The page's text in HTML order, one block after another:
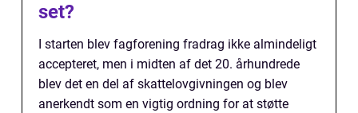
set?
I starten blev fagforening fradrag ikke almindeligt
accepteret, men i midten af det 20. århundrede
blev det en del af skattelovgivningen og blev
anerkendt som en vigtig ordning for at støtte